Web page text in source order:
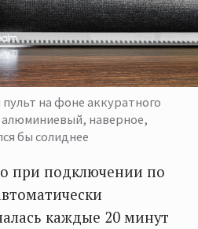
на фоне аккуратного
алюминиевый, наверное,
бы солиднее
при подключении по
каждые 20 минут